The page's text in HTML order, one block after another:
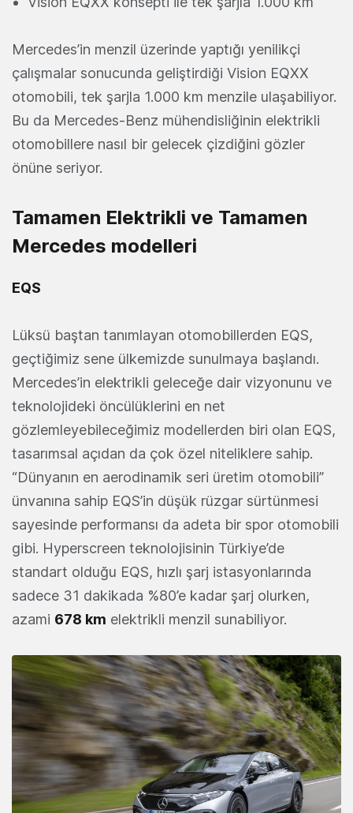
Mercedes’in menzil üzerinde yaptığı yenilikçi
çalışmalar sonucunda geliştirdiği Vision EQXX
otomobili, tek şarjla 1.000 km menzile ulaşabiliyor.
Bu da Mercedes-Benz mühendisliğinin elektrikli
otomobillere nasıl bir gelecek çizdiğini gözler
önüne seriyor.
Tamamen Elektrikli ve Tamamen
Mercedes modelleri
EQS
Lüksü baştan tanımlayan otomobillerden EQS,
geçtiğimiz sene ülkemizde sunulmaya başlandı.
Mercedes’in elektrikli geleceğe dair vizyonunu ve
teknolojideki öncülüklerini en net
gözlemleyebileceğimiz modellerden biri olan EQS,
tasarımsal açıdan da çok özel niteliklere sahip.
“Dünyanın en aerodinamik seri üretim otomobili”
ünvanına sahip EQS’in düşük rüzgar sürtünmesi
sayesinde performansı da adeta bir spor otomobili
gibi. Hyperscreen teknolojisinin Türkiye’de
standart olduğu EQS, hızlı şarj istasyonlarında
sadece 31 dakikada %80’e kadar şarj olurken,
azami 678 km elektrikli menzil sunabiliyor.